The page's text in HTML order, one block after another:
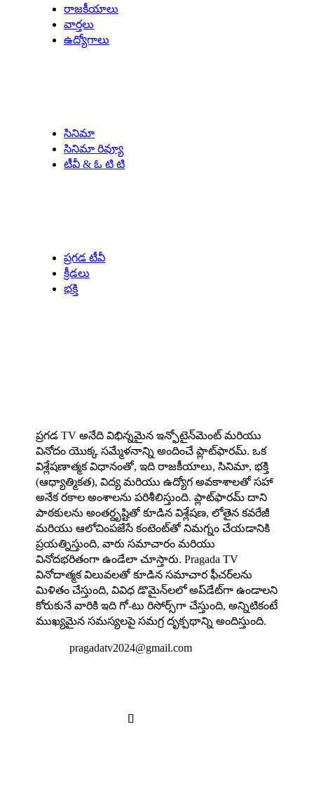
రాజకీయాలు
వార్తలు
ఉద్యోగాలు
సినిమా
సినిమా రివ్యూ
టీవీ & ఓ టి టి
ప్రగడ టీవీ
క్రీడలు
భక్తి
ప్రగడ TV అనేది విభిన్నమైన ఇన్ఫోటైన్‌మెంట్ మరియు
వినోదం యొక్క సమ్మేళనాన్ని అందించే ప్లాట్‌ఫారమ్. ఒక
విశ్లేషణాత్మక విధానంతో, ఇది రాజకీయాలు, సినిమా, భక్తి
(ఆధ్యాత్మికత), విద్య మరియు ఉద్యోగ అవకాశాలతో సహా
అనేక రకాల అంశాలను పరిశీలిస్తుంది. ప్లాట్‌ఫారమ్ దాని
పాఠకులను అంతర్దృష్టితో కూడిన విశ్లేషణ, లోతైన కవరేజీ
మరియు ఆలోచింపజేసే కంటెంట్‌తో నిమగ్నం చేయడానికి
ప్రయత్నిస్తుంది, వారు సమాచారం మరియు
వినోదభరితంగా ఉండేలా చూస్తారు. Pragada TV
వినోదాత్మక విలువలతో కూడిన సమాచార ఫీచర్‌లను
మిళితం చేస్తుంది, వివిధ డొమైన్‌లలో అప్‌డేట్‌గా ఉండాలని
కోరుకునే వారికి ఇది గో-టు రిసోర్స్‌గా చేస్తుంది, అన్నిటికంటే
ముఖ్యమైన సమస్యలపై సమగ్ర దృక్పథాన్ని అందిస్తుంది.
pragadatv2024@gmail.com